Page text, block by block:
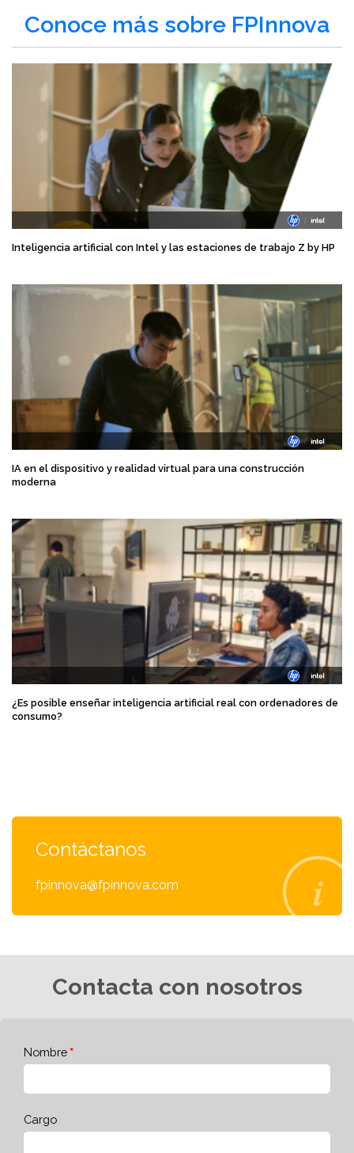
Conoce más sobre FPInnova
Inteligencia artificial con Intel y las estaciones de trabajo Z by HP
IA en el dispositivo y realidad virtual para una construcción
moderna
¿Es posible enseñar inteligencia artificial real con ordenadores de
consumo?
Contáctanos
fpinnova@fpinnova.com
Contacta con nosotros
Nombre
Cargo